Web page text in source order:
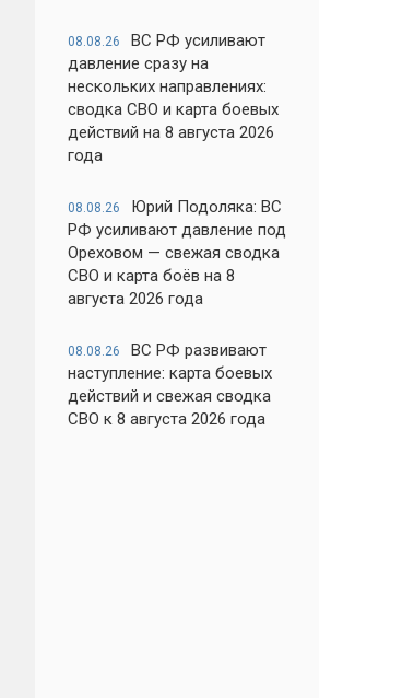
08.08.26
ВС РФ усиливают
давление сразу на
нескольких направлениях:
сводка СВО и карта боевых
действий на 8 августа 2026
года
08.08.26
Юрий Подоляка: ВС
РФ усиливают давление под
Ореховом — свежая сводка
СВО и карта боёв на 8
августа 2026 года
08.08.26
ВС РФ развивают
наступление: карта боевых
действий и свежая сводка
СВО к 8 августа 2026 года